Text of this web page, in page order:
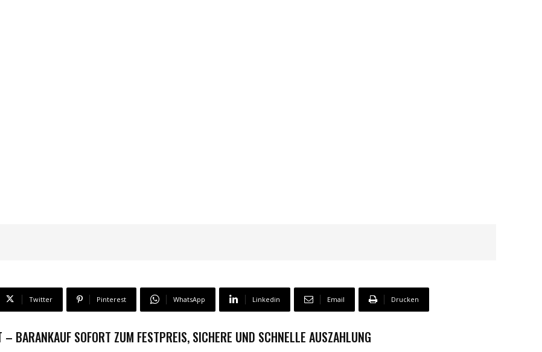
Twitter Pinterest WhatsApp Linkedin Email Drucken
– BARANKAUF SOFORT ZUM FESTPREIS, SICHERE UND SCHNELLE AUSZAHLUNG